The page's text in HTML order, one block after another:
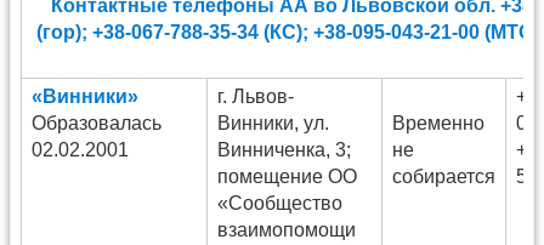
Контактные телефоны АА во Львовской обл. +38-
(гор); +38-067-788-35-34 (КС); +38-095-043-21-00
«Винники»
Образовалась
02.02.2001
г. Львов-
Винники, ул.
Винниченка, 3;
помещение ОО
«Сообщество
взаимопомощи
Временно
не
собирается
03
54